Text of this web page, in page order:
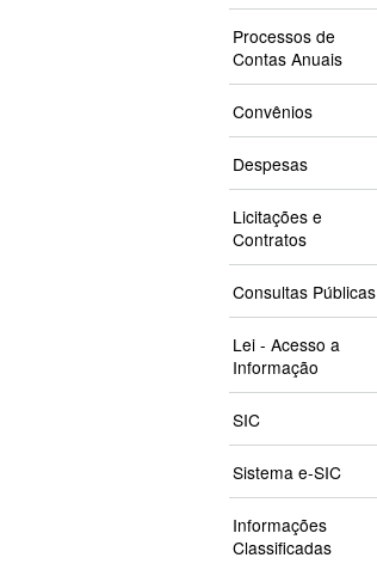
Processos de
Contas Anuais
Convênios
Despesas
Licitações e
Contratos
Consultas Públicas
Lei - Acesso a
Informação
SIC
Sistema e-SIC
Informações
Classificadas